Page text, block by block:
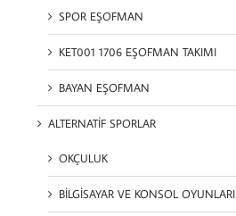
SPOR EŞOFMAN
KET001 1706 EŞOFMAN TAKIMI
BAYAN EŞOFMAN
ALTERNATİF SPORLAR
OKÇULUK
BİLGİSAYAR VE KONSOL OYUNLARI